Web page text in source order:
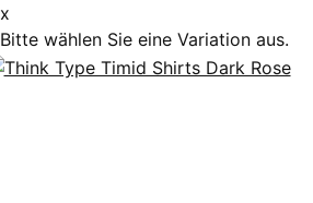
x
Bitte wählen Sie eine Variation aus.